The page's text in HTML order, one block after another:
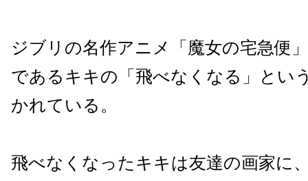
ジブリの名作アニメ「魔女の宅急便
であるキキの「飛べなくなる」とい
かれている。
飛べなくなったキキは友達の画家に